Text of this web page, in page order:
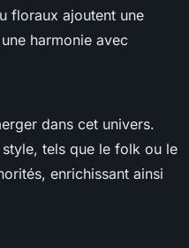
floraux ajoutent une
harmonie avec
dans cet univers.
tels que le folk ou le
enrichissant ainsi